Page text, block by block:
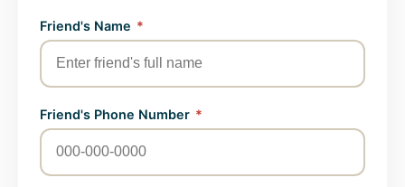
Friend's Name *
Friend's Phone Number *